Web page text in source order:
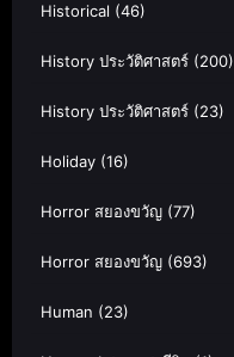
Historical (46)
History ประวัติศาสตร์ (200)
History ประวัติศาสตร์ (23)
Holiday (16)
Horror สยองขวัญ (77)
Horror สยองขวัญ (693)
Human (23)